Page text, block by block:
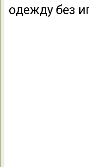
одежду без